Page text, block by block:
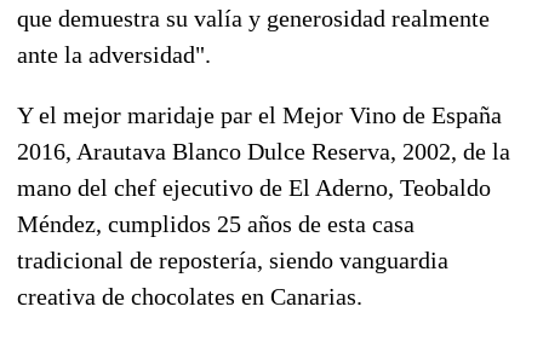
que demuestra su valía y generosidad realmente
ante la adversidad".
Y el mejor maridaje par el Mejor Vino de España
2016, Arautava Blanco Dulce Reserva, 2002, de la
mano del chef ejecutivo de El Aderno, Teobaldo
Méndez, cumplidos 25 años de esta casa
tradicional de repostería, siendo vanguardia
creativa de chocolates en Canarias.